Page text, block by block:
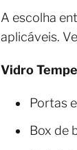
A escolha
aplicáveis.
Vidro
Portas
Box de